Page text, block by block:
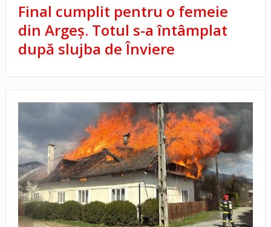
Final cumplit pentru o femeie
din Argeș. Totul s-a întâmplat
după slujba de Înviere